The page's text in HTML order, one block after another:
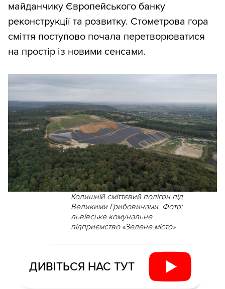
майданчику Європейського банку
реконструкції та розвитку. Стометрова гора
сміття поступово почала перетворюватися
на простір із новими сенсами.
Колишній сміттєвий полігон під
Великими Грибовичами. Фото:
львівське комунальне
підприємство «Зелене місто»
ДИВІТЬСЯ НАС ТУТ